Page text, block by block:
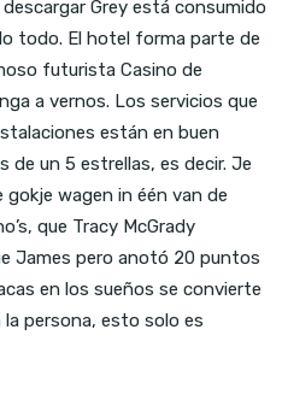
Grey está consumido
todo. El hotel forma parte de
futurista Casino de
a vernos. Los servicios que
están en buen
de un 5 estrellas, es decir. Je
wagen in één van de
que Tracy McGrady
James pero anotó 20 puntos
en los sueños se convierte
persona, esto solo es